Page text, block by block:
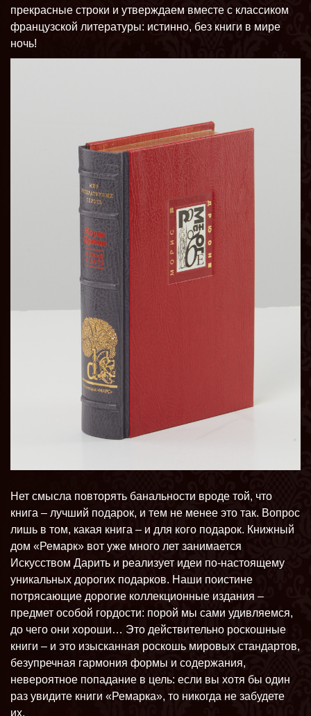
прекрасные строки и утверждаем вместе с классиком
французской литературы: истинно, без книги в мире
ночь!
Нет смысла повторять банальности вроде той, что
книга – лучший подарок, и тем не менее это так. Вопрос
лишь в том, какая книга – и для кого подарок. Книжный
дом «Ремарк» вот уже много лет занимается
Искусством Дарить и реализует идеи по-настоящему
уникальных дорогих подарков. Наши поистине
потрясающие дорогие коллекционные издания –
предмет особой гордости: порой мы сами удивляемся,
до чего они хороши… Это действительно роскошные
книги – и это изысканная роскошь мировых стандартов,
безупречная гармония формы и содержания,
невероятное попадание в цель: если вы хотя бы один
раз увидите книги «Ремарка», то никогда не забудете
их.